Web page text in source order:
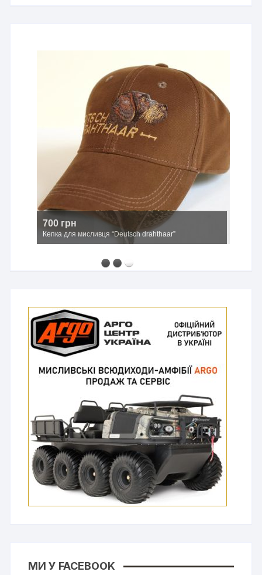
700 грн
Кепка для мисливця “Deutsch drahthaar”
МИ У FACEBOOK